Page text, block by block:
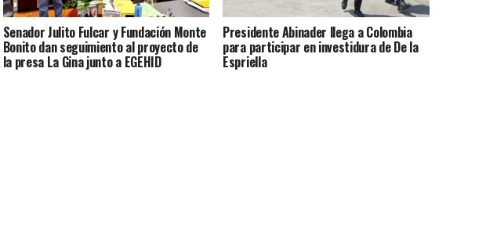
Senador Julito Fulcar y Fundación Monte
Bonito dan seguimiento al proyecto de
la presa La Gina junto a EGEHID
Presidente Abinader llega a Colombia
para participar en investidura de De la
Espriella